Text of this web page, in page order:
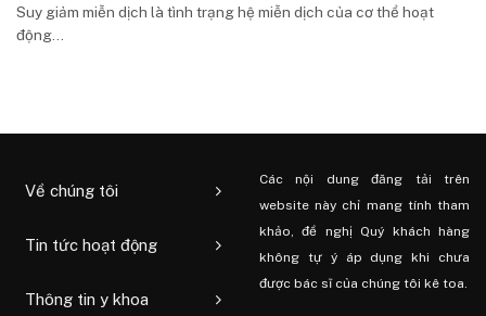
Suy giảm miễn dịch là tình trạng hệ miễn dịch của cơ thể hoạt
động...
Về chúng tôi
Tin tức hoạt động
Thông tin y khoa
Các nội dung đăng tải trên
website này chỉ mang tính tham
khảo, đề nghị Quý khách hàng
không tự ý áp dụng khi chưa
được bác sĩ của chúng tôi kê toa.